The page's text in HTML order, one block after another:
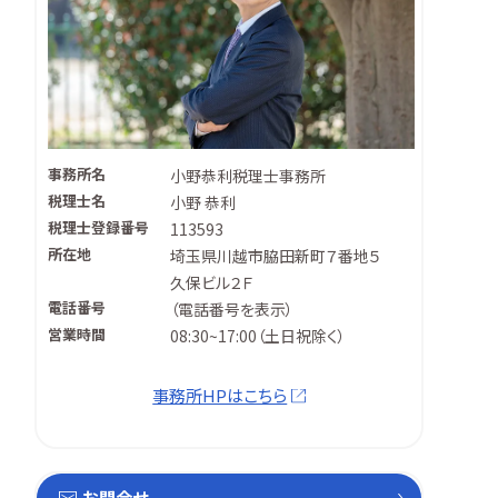
事務所名 小野恭利税理士事務所
税理士名 小野 恭利
税理士登録番号 113593
所在地
埼玉県川越市脇田新町７番地５
久保ビル２Ｆ
電話番号 （電話番号を表示）
営業時間 08:30~17:00（土日祝除く）
事務所HPはこちら